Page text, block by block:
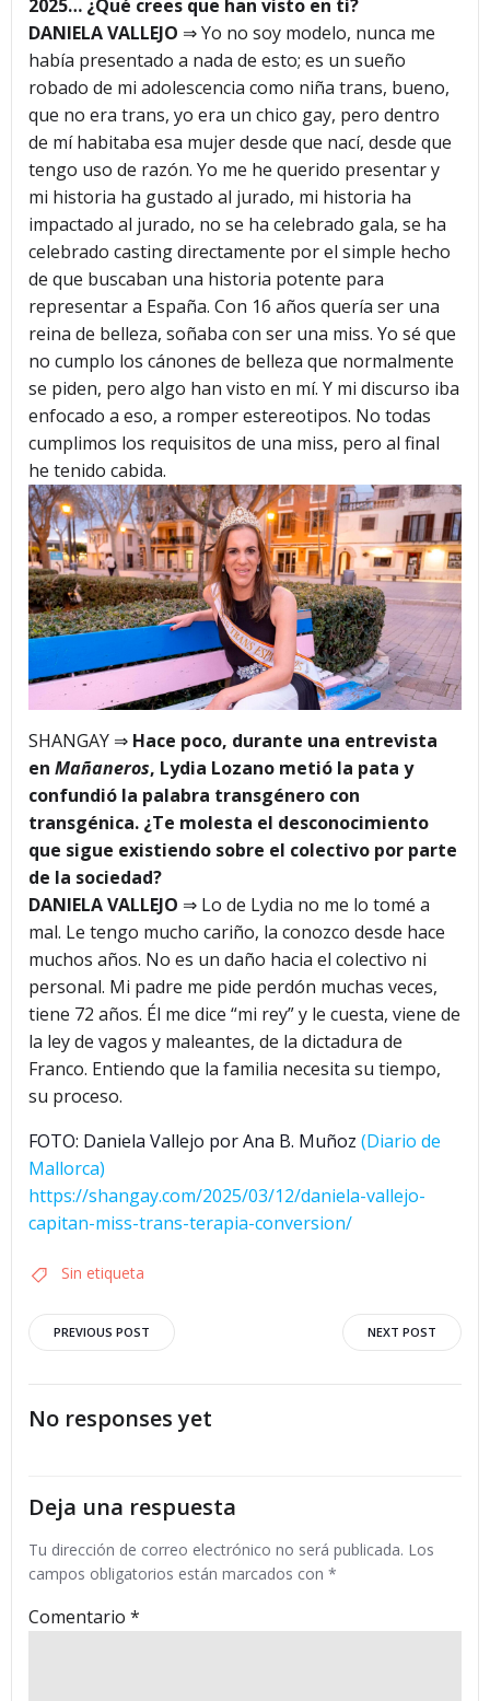
2025… ¿Qué crees que han visto en ti?
DANIELA VALLEJO ⇒ Yo no soy modelo, nunca me
había presentado a nada de esto; es un sueño
robado de mi adolescencia como niña trans, bueno,
que no era trans, yo era un chico gay, pero dentro
de mí habitaba esa mujer desde que nací, desde que
tengo uso de razón. Yo me he querido presentar y
mi historia ha gustado al jurado, mi historia ha
impactado al jurado, no se ha celebrado gala, se ha
celebrado casting directamente por el simple hecho
de que buscaban una historia potente para
representar a España. Con 16 años quería ser una
reina de belleza, soñaba con ser una miss. Yo sé que
no cumplo los cánones de belleza que normalmente
se piden, pero algo han visto en mí. Y mi discurso iba
enfocado a eso, a romper estereotipos. No todas
cumplimos los requisitos de una miss, pero al final
he tenido cabida.
SHANGAY ⇒ Hace poco, durante una entrevista
en Mañaneros, Lydia Lozano metió la pata y
confundió la palabra transgénero con
transgénica. ¿Te molesta el desconocimiento
que sigue existiendo sobre el colectivo por parte
de la sociedad?
DANIELA VALLEJO ⇒ Lo de Lydia no me lo tomé a
mal. Le tengo mucho cariño, la conozco desde hace
muchos años. No es un daño hacia el colectivo ni
personal. Mi padre me pide perdón muchas veces,
tiene 72 años. Él me dice “mi rey” y le cuesta, viene de
la ley de vagos y maleantes, de la dictadura de
Franco. Entiendo que la familia necesita su tiempo,
su proceso.
FOTO: Daniela Vallejo por Ana B. Muñoz (Diario de
Mallorca)
https://shangay.com/2025/03/12/daniela-vallejo-
capitan-miss-trans-terapia-conversion/
Sin etiqueta
Navegación
por
las
entradas
PREVIOUS POST
Navegación
por
NEXT POST
No responses yet
Deja una respuesta
Tu dirección de correo electrónico no será publicada. Los
campos obligatorios están marcados con *
Comentario *